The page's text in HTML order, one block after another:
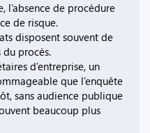
l’absence de procédure
de risque.
disposent souvent de
du procès.
d’entreprise, un
que l’enquête
sans audience publique
beaucoup plus